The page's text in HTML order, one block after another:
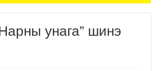
унага” шинэ